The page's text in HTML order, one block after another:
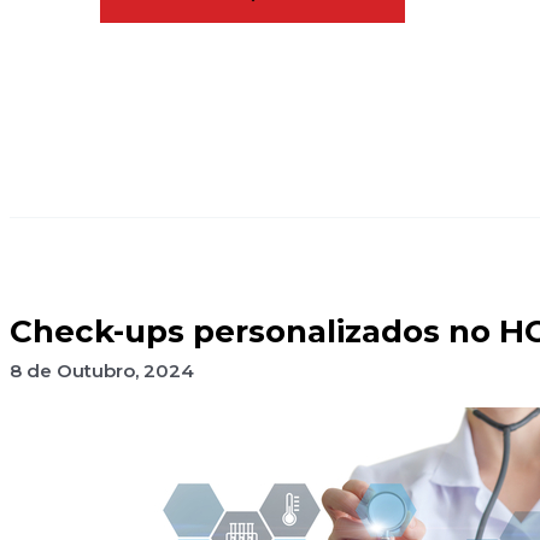
Check-ups personalizados no
8 de Outubro, 2024